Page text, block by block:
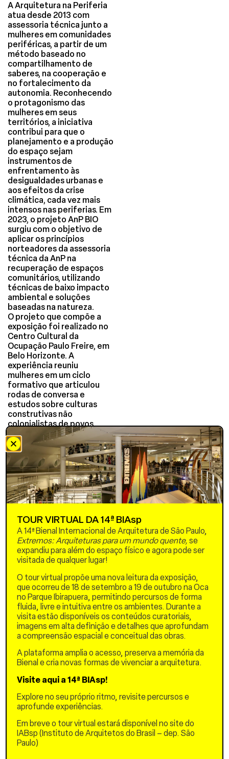
A Arquitetura na Periferia
atua desde 2013 com
assessoria técnica junto a
mulheres em comunidades
periféricas, a partir de um
método baseado no
compartilhamento de
saberes, na cooperação e
no fortalecimento da
autonomia. Reconhecendo
o protagonismo das
mulheres em seus
territórios, a iniciativa
contribui para que o
planejamento e a produção
do espaço sejam
instrumentos de
enfrentamento às
desigualdades urbanas e
aos efeitos da crise
climática, cada vez mais
intensos nas periferias. Em
2023, o projeto AnP BIO
surgiu com o objetivo de
aplicar os princípios
norteadores da assessoria
técnica da AnP na
recuperação de espaços
comunitários, utilizando
técnicas de baixo impacto
ambiental e soluções
baseadas na natureza.
O projeto que compõe a
exposição foi realizado no
Centro Cultural da
Ocupação Paulo Freire, em
Belo Horizonte. A
experiência reuniu
mulheres em um ciclo
formativo que articulou
rodas de conversa e
estudos sobre culturas
construtivas não
colonialistas de povos
latino-americanos,
africanos e indígenas,
oficinas de cocriação,
visitas de campo, oficinas
mão na massa e mutirões
abertos à comunidade. O
grupo projetou
coletivamente as
executou as intervenções
com terra, bambu e
reaproveitamento de
materiais. Entre as
transformações,
pintura de terra na
fachada, piso de terra nas
salas, forro de bambu,
banco de taipa de pilão na
área de convivência
externa, a reutilização de
cerâmicas para o
revestimento do banheiro
e a construção de um
telhado verde. As
participantes também
incorporaram os Adinkras
às paredes, resgatando
esses símbolos, originários
gesto de afirmação de
identidades e resistência.
Mais do que a recuperação
TOUR VIRTUAL DA 14ª BIAsp
A 14ª Bienal Internacional de Arquitetura de São Paulo,
Extremos: Arquiteturas para um mundo quente, se
expandiu para além do espaço físico e agora pode ser
visitada de qualquer lugar!
O tour virtual propõe uma nova leitura da exposição,
que ocorreu de 18 de setembro a 19 de outubro na Oca
no Parque Ibirapuera, permitindo percursos de forma
fluida, livre e intuitiva entre os ambientes. Durante a
visita estão disponíveis os conteúdos curatoriais,
imagens em alta definição e detalhes que aprofundam
a compreensão espacial e conceitual das obras.
A plataforma amplia o acesso, preserva a memória da
Bienal e cria novas formas de vivenciar a arquitetura.
Visite aqui a 14ª BIAsp!
Explore no seu próprio ritmo, revisite percursos e
aprofunde experiências.
Em breve o tour virtual estará disponível no site do
IABsp (Instituto de Arquitetos do Brasil – dep. São
Paulo)